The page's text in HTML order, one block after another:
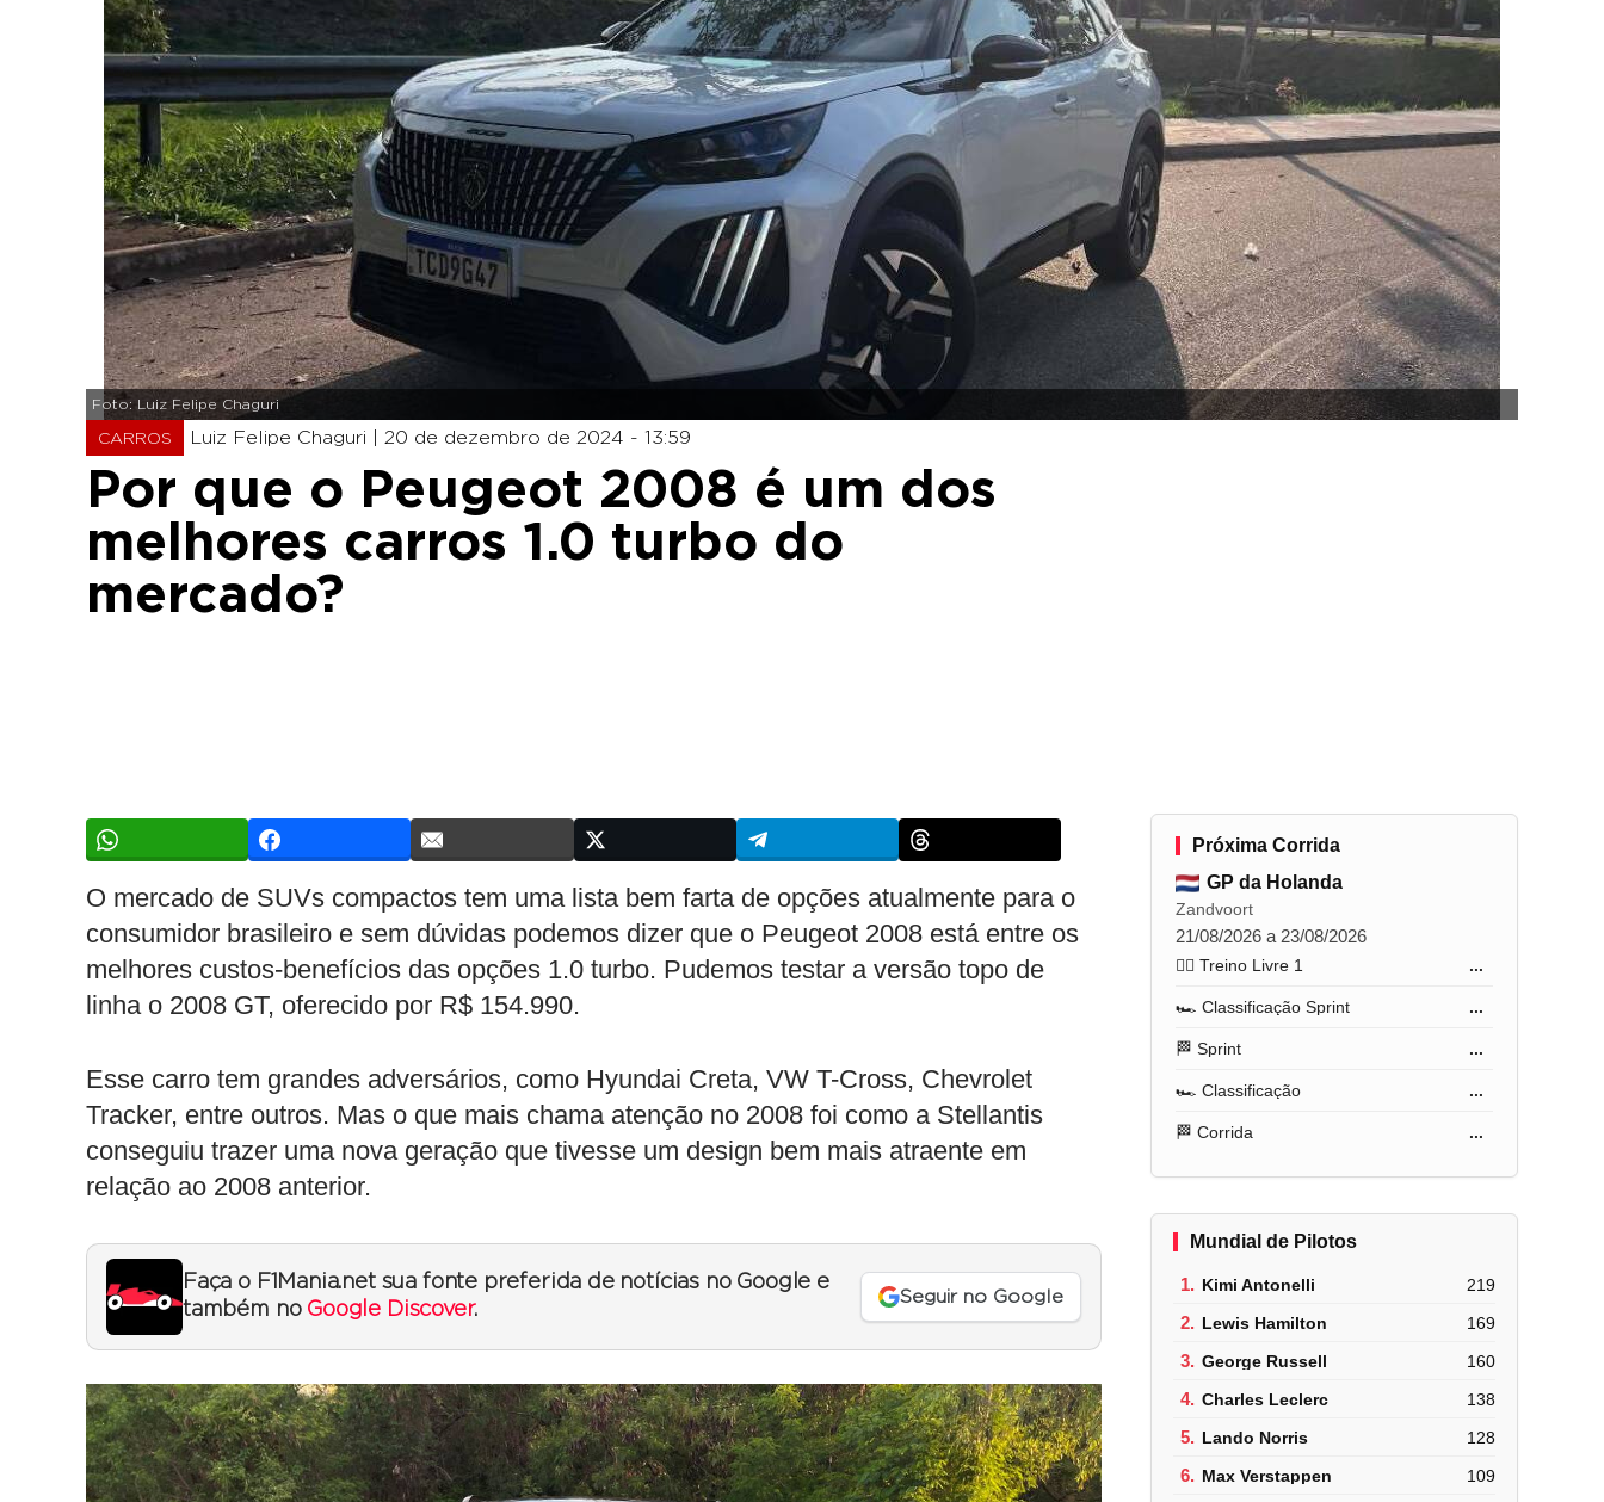
Foto: Luiz Felipe Chaguri
CARROS Luiz Felipe Chaguri | 20 de dezembro de 2024 - 13:59
Por que o Peugeot 2008 é um dos
melhores carros 1.0 turbo do
mercado?
O mercado de SUVs compactos tem uma lista bem farta de opções atualmente para o
consumidor brasileiro e sem dúvidas podemos dizer que o Peugeot 2008 está entre os
melhores custos-benefícios das opções 1.0 turbo. Pudemos testar a versão topo de
linha o 2008 GT, oferecido por R$ 154.990.
Esse carro tem grandes adversários, como Hyundai Creta, VW T-Cross, Chevrolet
Tracker, entre outros. Mas o que mais chama atenção no 2008 foi como a Stellantis
conseguiu trazer uma nova geração que tivesse um design bem mais atraente em
relação ao 2008 anterior.
Faça o F1Mania.net sua fonte preferida de notícias no Google e
também no Google Discover.
Seguir no Google
Próxima Corrida
GP da Holanda
Zandvoort
21/08/2026 a 23/08/2026
🏋️‍♂️ Treino Livre 1 ...
🏎️ Classificação Sprint ...
🏁 Sprint ...
🏎️ Classificação ...
🏁 Corrida ...
Mundial de Pilotos
1. Kimi Antonelli 219
2. Lewis Hamilton 169
3. George Russell 160
4. Charles Leclerc 138
5. Lando Norris 128
6. Max Verstappen 109